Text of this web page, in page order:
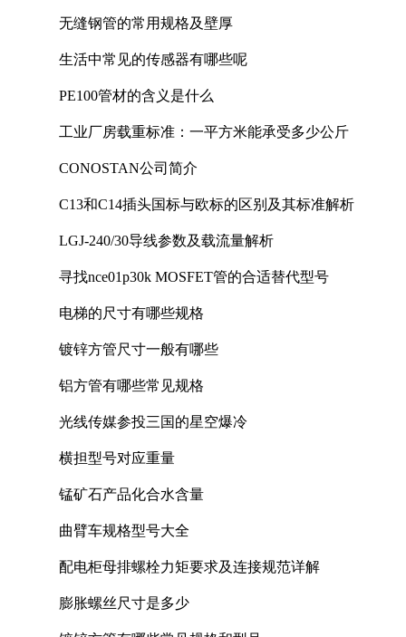
无缝钢管的常用规格及壁厚
生活中常见的传感器有哪些呢
PE100管材的含义是什么
工业厂房载重标准：一平方米能承受多少公斤
CONOSTAN公司简介
C13和C14插头国标与欧标的区别及其标准解析
LGJ-240/30导线参数及载流量解析
寻找nce01p30k MOSFET管的合适替代型号
电梯的尺寸有哪些规格
镀锌方管尺寸一般有哪些
铝方管有哪些常见规格
光线传媒参投三国的星空爆冷
横担型号对应重量
锰矿石产品化合水含量
曲臂车规格型号大全
配电柜母排螺栓力矩要求及连接规范详解
膨胀螺丝尺寸是多少